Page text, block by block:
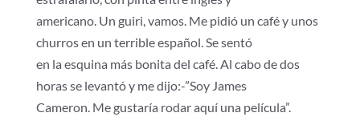
americano. Un guiri, vamos. Me pidió un café y unos
churros en un terrible español. Se sentó
en la esquina más bonita del café. Al cabo de dos
horas se levantó y me dijo:-”Soy James
Cameron. Me gustaría rodar aquí una película”.